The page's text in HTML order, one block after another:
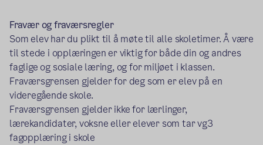
Fravær og fraværsregler
Som elev har du plikt til å møte til alle skoletimer. Å være
til stede i opplæringen er viktig for både din og andres
faglige og sosiale læring, og for miljøet i klassen.
Fraværsgrensen gjelder for deg som er elev på en
videregående skole.
Fraværsgrensen gjelder ikke for lærlinger,
lærekandidater, voksne eller elever som tar vg3
fagopplæring i skole